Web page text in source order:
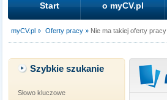
Start o myCV.pl
myCV.pl Oferty pracy Nie ma takiej oferty pracy
Szybkie szukanie
Słowo kluczowe